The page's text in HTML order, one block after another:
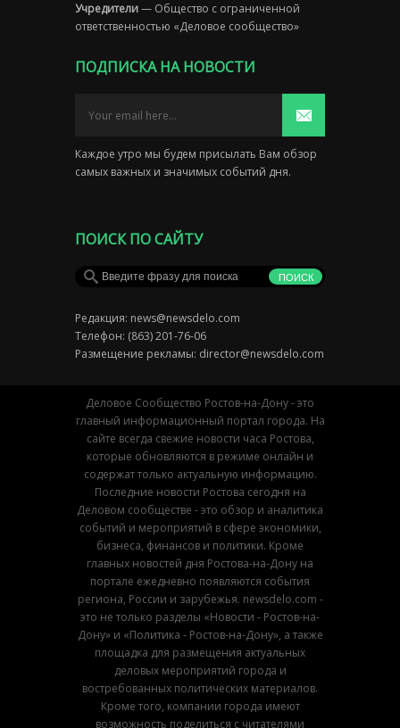
Учредители— Общество с ограниченной
ответственностью «Деловое сообщество»
ПОДПИСКА НА НОВОСТИ
Каждое утро мы будем присылать Вам обзор
самых важных и значимых событий дня.
ПОИСК ПО САЙТУ
Редакция: news@newsdelo.com
Телефон: (863) 201-76-06
Размещение рекламы: director@newsdelo.com
Деловое Сообщество Ростов-на-Дону - это
главный информационный портал города. На
сайте всегда свежие новости часа Ростова,
которые обновляются в режиме онлайн и
содержат только актуальную информацию.
Последние новости Ростова сегодня на
Деловом сообществе - это обзор и аналитика
событий и мероприятий в сфере экономики,
бизнеса, финансов и политики. Кроме
главных новостей дня Ростова-на-Дону на
портале ежедневно появляются события
региона, России и зарубежья. newsdelo.com -
это не только разделы «Новости - Ростов-на-
Дону» и «Политика - Ростов-на-Дону», а также
площадка для размещения актуальных
деловых мероприятий города и
востребованных политических материалов.
Кроме того, компании города имеют
возможность поделиться с читателями